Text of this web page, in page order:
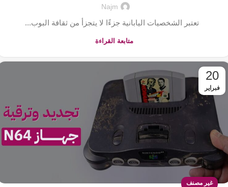
Najm
تعتبر الشخصيات اليابانية جزءًا لا يتجزأ من ثقافة البوب...
متابعة القراءة
20
فبراير
غير مصنف